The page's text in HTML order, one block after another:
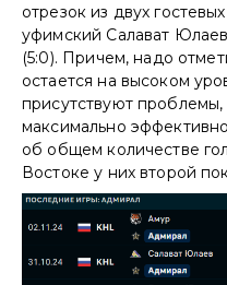
отрезок из двух
уфимский Салават
(5:0). Причем, надо
остается на высоком
присутствуют проблемы,
максимально
об общем количестве
Востоке у них второй